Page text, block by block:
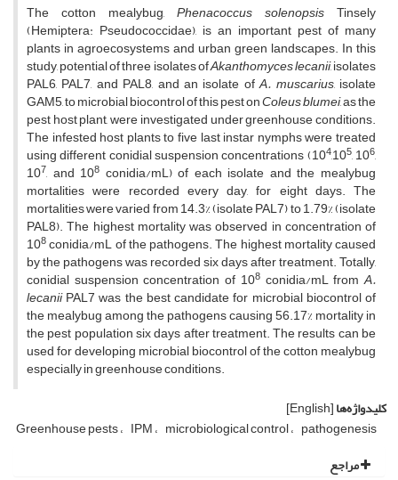
The cotton mealybug, Phenacoccus solenopsis Tinsely
(Hemiptera: Pseudococcidae), is an important pest of many
plants in agroecosystems and urban green landscapes. In this
study, potential of three isolates ofAkanthomyces lecanii, isolates
PAL6, PAL7, and PAL8, and an isolate ofA. muscarius, isolate
GAM5, to microbial biocontrol of this pest onColeus blumei, as the
pest host plant, were investigated under greenhouse conditions.
The infested host plants to five last instar nymphs were treated
using different conidial suspension concentrations (104,105, 106,
107, and 108 conidia/mL) of each isolate and the mealybug
mortalities were recorded every day, for eight days. The
mortalities were varied from 14.3% (isolate PAL7) to 1.79% (isolate
PAL8). The highest mortality was observed in concentration of
108conidia/mL of the pathogens. The highest mortality caused
by the pathogens was recorded six days after treatment. Totally,
conidial suspension concentration of 108conidia/mL fromA.
lecaniiPAL7 was the best candidate for microbial biocontrol of
the mealybug among the pathogens causing 56.17% mortality in
the pest population six days after treatment. The results can be
used for developing microbial biocontrol of the cotton mealybug
especially in greenhouse conditions.
کلیدواژه‌ها[English]
Greenhouse pests IPM microbiological control pathogenesis
مراجع